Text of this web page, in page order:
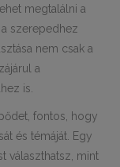
megtalálni a
szerepedhez
nem csak a
a
is.
fontos, hogy
és témáját. Egy
választhatsz, mint